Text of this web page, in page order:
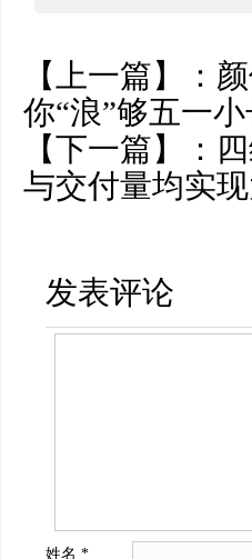
【上一篇】：
你“浪”够五一
【下一篇】：
与交付量均实
发表评论
姓名 *